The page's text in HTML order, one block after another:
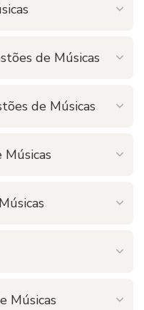
de Músicas
de Músicas
Músicas
Músicas